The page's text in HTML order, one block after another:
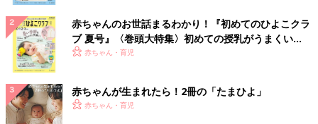
なって思っちゃった」という娘。一度切るとどんどん切りたくな
るというのもまた、大人も子どもも一緒なんですね。(とくにシ
ョートにしたときってそうなりませんか？)
何はともあれ、娘にとっての2度目のヘアカット。今回は傷つけ
ることなく終えられてなんだかホッとした母なのでありました。
ちなみに息子はというと…今年の冬、母による浴室でのデタラメ
ヘアカットでとんでもない髪型に失敗され、結果父にバリカンで
赤ちゃんのお世話まるわかり！『初めてのひよこクラ
ブ 夏号』〈巻頭大特集〉初めての授乳がうまくい
く！ おっぱい・ミルクの基本と夏のトラブル 解決テ
赤ちゃん・育児
赤ちゃんが生まれたら！2冊の「たまひよ」
赤ちゃん・育児